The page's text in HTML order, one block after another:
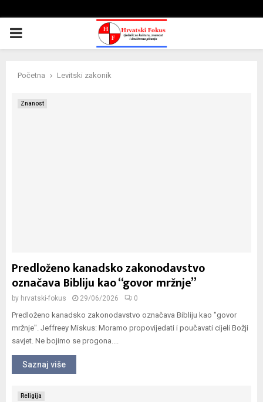
PRIMARY
Početna Levitski zakonik
Znanost
Predloženo kanadsko zakonodavstvo
označava Bibliju kao “govor mržnje”
by hrvatski-fokus 29/06/2026 0
Predloženo kanadsko zakonodavstvo označava Bibliju kao "govor
mržnje". Jeffreey Miskus: Moramo propovijedati i poučavati cijeli Božji
savjet. Ne bojimo se progona....
Saznaj više
Religija